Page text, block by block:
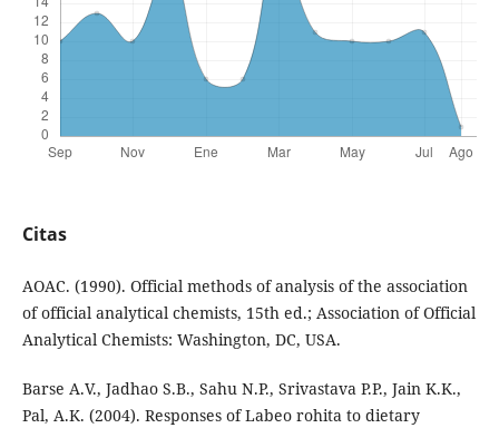
Citas
AOAC. (1990). Official methods of analysis of the association
of official analytical chemists, 15th ed.; Association of Official
Analytical Chemists: Washington, DC, USA.
Barse A.V., Jadhao S.B., Sahu N.P., Srivastava P.P., Jain K.K.,
Pal, A.K. (2004). Responses of Labeo rohita to dietary